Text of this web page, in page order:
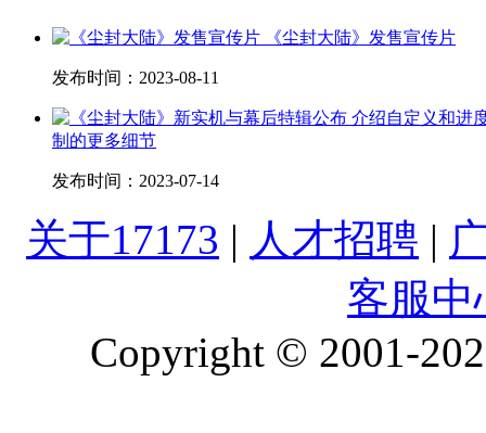
《尘封大陆》发售宣传片
发布时间： 2023-08-11
制的更多细节
发布时间： 2023-07-14
关于17173 | 人才招聘 |
客服中
Copyright © 2001-